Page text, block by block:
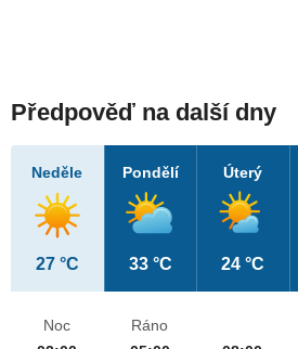
Předpověď na další dny
Neděle
27 °C
Pondělí
33 °C
Úterý
24 °C
Noc
Ráno